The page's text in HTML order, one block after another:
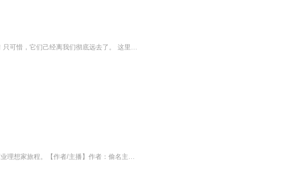
穿越到侏罗纪，亲眼目睹恐龙的风采！每个孩子都想知道恐龙的故事吧！只可惜，它们己经离我们彻底远去了。 这里是恐龙的博物馆，各种独具特色的恐龙，与众不同生理和生活习性，为小读者真实地再现了远古时期气象万千的生物图景。有关恐龙的科普知识，能激发小读者的浓厚兴趣，符合儿童的阅读心理。知识内容详实权威，清晰震撼、栩栩如生。恐龙――曾经统治地球长达上千万年的世界王者，正是这本不同凡响的书的主角。 跨越时空，探索充满刺激与神秘的恐龙世界，恐龙迷们不可少的科普手册。 让我们在这个博物馆里，找寻属于它们的传奇。恐龙的身世，将揭开围绕恐龙的重重迷雾。接下来，就让我们一起重返史前恐龙吋代吧！
【内容简介】重返十七岁，再历青春人生。这是一段追寻“好好生活”的商业理想家旅程。【作者/主播】作者：偷名主播：戴蓝帽子的喵【购买须知】1、本作品为付费有声书，前100集为免费试听，购买成功后，即可收听，可下载重复收听。2、版权归原作者所有，严...